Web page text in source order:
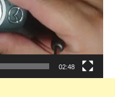
02:48